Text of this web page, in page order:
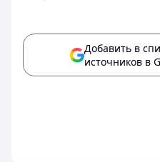
Добавить в
источников в